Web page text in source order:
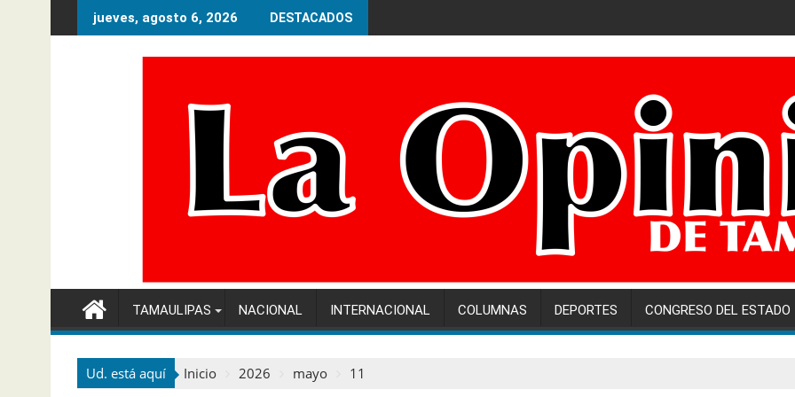
al
jueves, agosto 6, 2026 DESTACADOS
TAMAULIPAS NACIONAL INTERNACIONAL COLUMNAS DEPORTES CONGRESO DEL ESTADO
Ud. está aquí Inicio 2026 mayo 11